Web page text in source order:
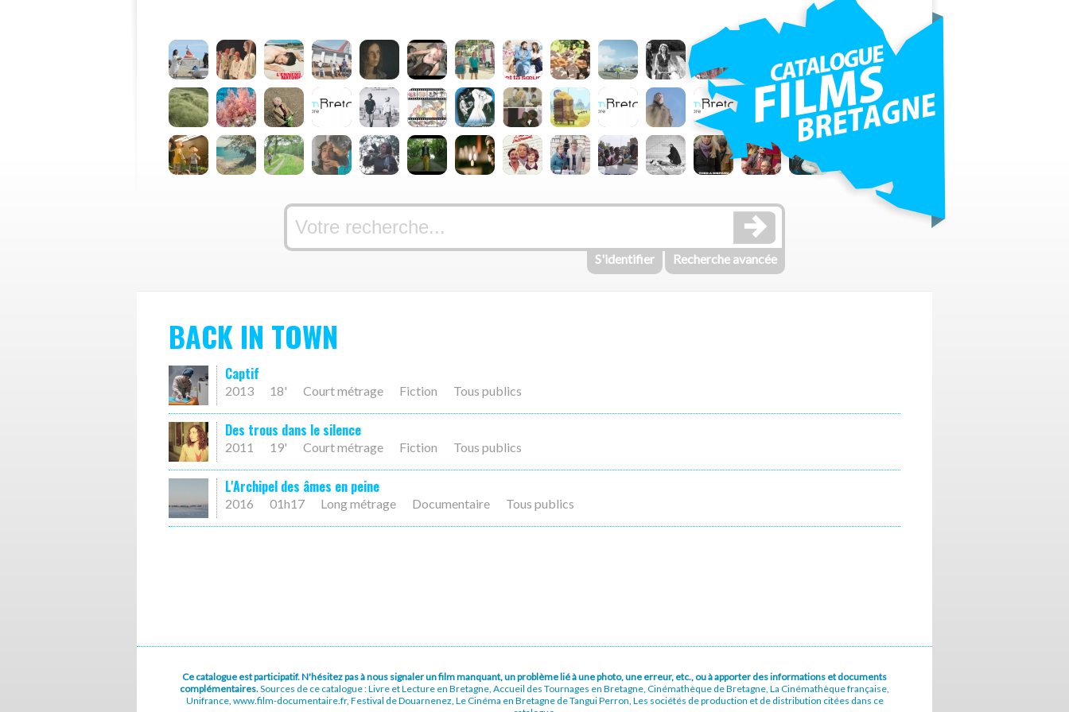
S'identifier Recherche avancée
BACK IN TOWN
Captif
2013 18' Court métrage Fiction Tous publics
Des trous dans le silence
2011 19' Court métrage Fiction Tous publics
L'Archipel des âmes en peine
2016 01h17 Long métrage Documentaire Tous publics
Ce catalogue est participatif. N'hésitez pas à nous signaler un film manquant, un problème lié à une photo, une erreur, etc., ou à apporter des informations et documents
complémentaires.Sources de ce catalogue : Livre et Lecture en Bretagne, Accueil des Tournages en Bretagne, Cinémathèque de Bretagne, La Cinémathèque française,
Unifrance, www.film-documentaire.fr, Festival de Douarnenez, Le Cinéma en Bretagne de Tangui Perron, Les sociétés de production et de distribution citées dans ce